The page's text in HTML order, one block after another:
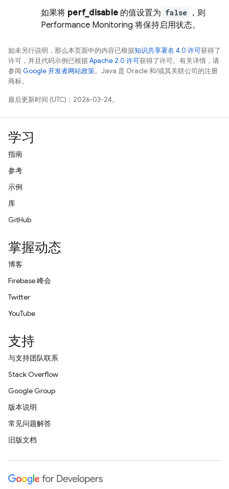
如果将 perf_disable 的值设置为 false
，则
Performance Monitoring 将保持启用状态。
如未另行说明，那么本页面中的内容已根据知识共享署名 4.0 许可获得了
许可，并且代码示例已根据Apache 2.0 许可获得了许可。有关详情，请
参阅 Google 开发者网站政策。Java 是 Oracle 和/或其关联公司的注册
商标。
最后更新时间 (UTC)：2026-03-24。
学习
指南
参考
示例
库
GitHub
掌握动态
博客
Firebase 峰会
Twitter
YouTube
支持
与支持团队联系
Stack Overflow
Google Group
版本说明
常见问题解答
旧版文档